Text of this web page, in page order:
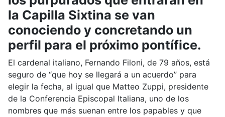
la Capilla Sixtina se van
conociendo y concretando un
perfil para el próximo pontífice.
El cardenal italiano, Fernando Filoni, de 79 años, está
seguro de “que hoy se llegará a un acuerdo” para
elegir la fecha, al igual que Matteo Zuppi, presidente
de la Conferencia Episcopal Italiana, uno de los
nombres que más suenan entre los papables y que